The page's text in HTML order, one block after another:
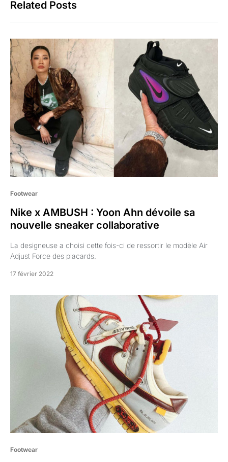
Related Posts
Footwear
Nike x AMBUSH : Yoon Ahn dévoile sa
nouvelle sneaker collaborative
La designeuse a choisi cette fois-ci de ressortir le modèle Air
Adjust Force des placards.
17 février 2022
Footwear